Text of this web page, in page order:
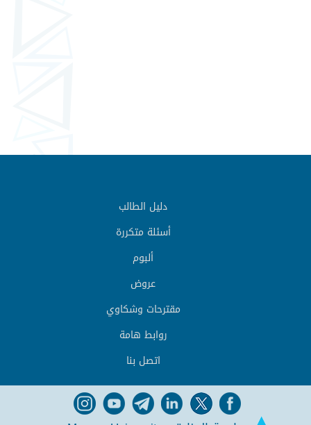
دليل الطالب
أسئلة متكررة
ألبوم
عروض
مقترحات وشكاوي
روابط هامة
اتصل بنا